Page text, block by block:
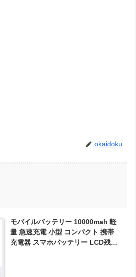
okaidoku
モバイルバッテリー 10000mah 軽
量 急速充電 小型 コンパクト 携帯
充電器 スマホバッテリー LCD残量